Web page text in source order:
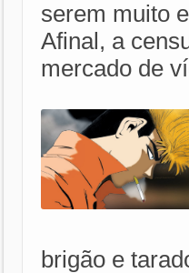
serem muito
Afinal, a
mercado de
brigão e